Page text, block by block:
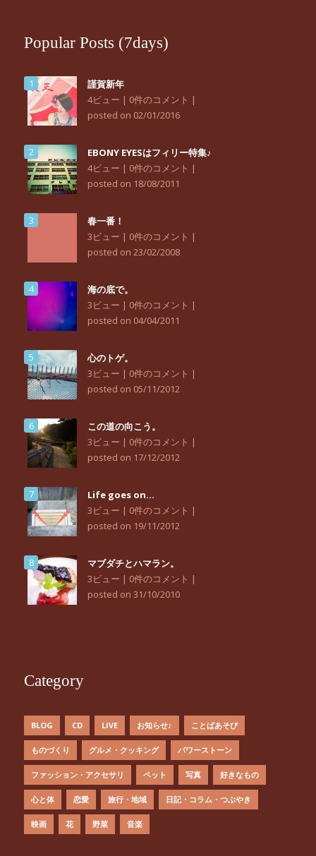
Popular Posts (7days)
謹賀新年
4ビュー | 0件のコメント |
posted on 02/01/2016
EBONY EYESはフィリー特集♪
4ビュー | 0件のコメント |
posted on 18/08/2011
春一番！
3ビュー | 0件のコメント |
posted on 23/02/2008
海の底で。
3ビュー | 0件のコメント |
posted on 04/04/2011
心のトゲ。
3ビュー | 0件のコメント |
posted on 05/11/2012
この道の向こう。
3ビュー | 0件のコメント |
posted on 17/12/2012
Life goes on…
3ビュー | 0件のコメント |
posted on 19/11/2012
マブダチとハマラン。
3ビュー | 0件のコメント |
posted on 31/10/2010
Category
BLOG CD LIVE お知らせ♪ ことばあそび
ものづくり グルメ・クッキング パワーストーン
ファッション・アクセサリ ペット 写真 好きなもの
心と体 恋愛 旅行・地域 日記・コラム・つぶやき
映画 花 野菜 音楽